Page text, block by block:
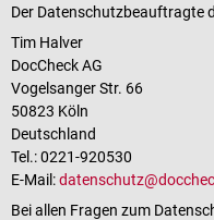
Der Datenschutzbeauftragte
Tim Halver
DocCheck AG
Vogelsanger Str. 66
50823 Köln
Deutschland
Tel.: 0221-920530
E-Mail:
Bei allen Fragen zum